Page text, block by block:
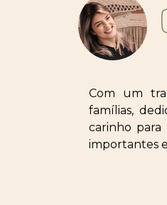
Com um
famílias,
carinho
importantes